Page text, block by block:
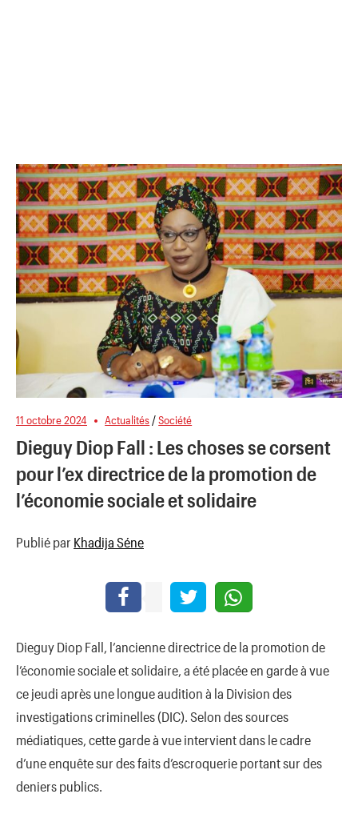
11 octobre 2024 Actualités /Société
Dieguy Diop Fall : Les choses se corsent
pour l’ex directrice de la promotion de
l’économie sociale et solidaire
Publié par Khadija Séne
Dieguy Diop Fall, l’ancienne directrice de la promotion de
l’économie sociale et solidaire, a été placée en garde à vue
ce jeudi après une longue audition à la Division des
investigations criminelles (DIC). Selon des sources
médiatiques, cette garde à vue intervient dans le cadre
d’une enquête sur des faits d’escroquerie portant sur des
deniers publics.